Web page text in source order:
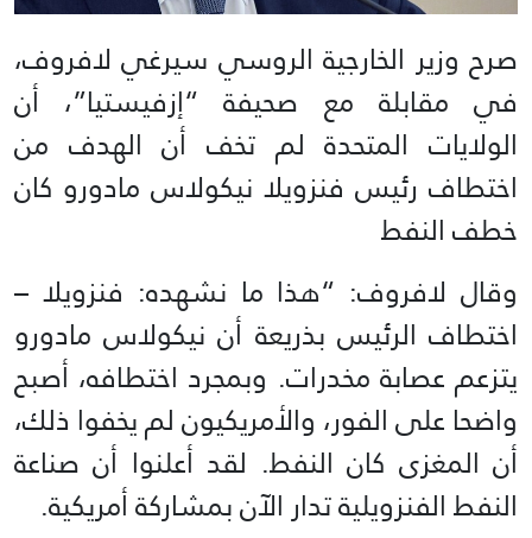
صرح وزير الخارجية الروسي سيرغي لافروف،
في مقابلة مع صحيفة “إزفيستيا”، أن
الولايات المتحدة لم تخف أن الهدف من
اختطاف رئيس فنزويلا نيكولاس مادورو كان
خطف النفط
وقال لافروف: “هذا ما نشهده: فنزويلا –
اختطاف الرئيس بذريعة أن نيكولاس مادورو
يتزعم عصابة مخدرات. وبمجرد اختطافه، أصبح
واضحا على الفور، والأمريكيون لم يخفوا ذلك،
أن المغزى كان النفط. لقد أعلنوا أن صناعة
النفط الفنزويلية تدار الآن بمشاركة أمريكية.